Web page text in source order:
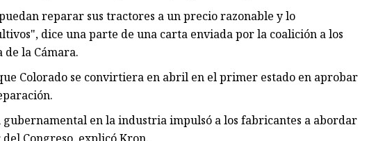
reparar sus tractores a un precio razonable y lo
dice una parte de una carta enviada por la coalición a los
la Cámara.
Colorado se convirtiera en abril en el primer estado en aprobar
en la industria impulsó a los fabricantes a abordar